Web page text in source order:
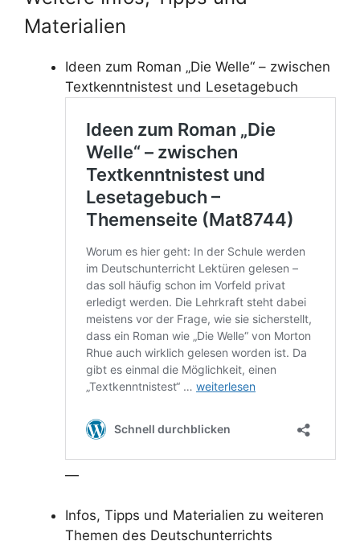
Materialien
Ideen zum Roman „Die Welle“ – zwischen
Textkenntnistest und Lesetagebuch
—
Infos, Tipps und Materialien zu weiteren
Themen des Deutschunterrichts